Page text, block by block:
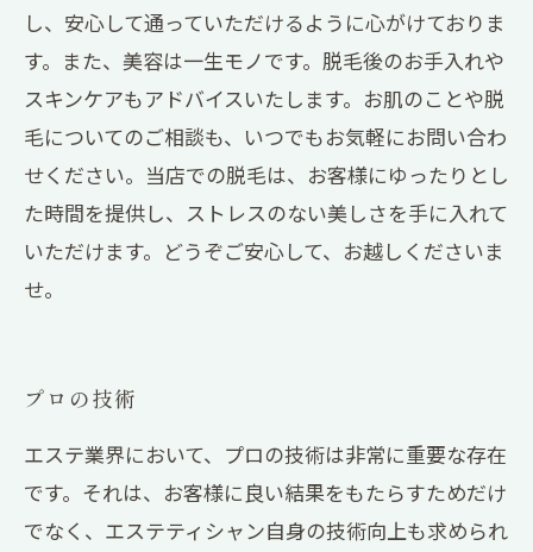
し、安心して通っていただけるように心がけておりま
す。また、美容は一生モノです。脱毛後のお手入れや
スキンケアもアドバイスいたします。お肌のことや脱
毛についてのご相談も、いつでもお気軽にお問い合わ
せください。当店での脱毛は、お客様にゆったりとし
た時間を提供し、ストレスのない美しさを手に入れて
いただけます。どうぞご安心して、お越しくださいま
せ。
プロの技術
エステ業界において、プロの技術は非常に重要な存在
です。それは、お客様に良い結果をもたらすためだけ
でなく、エステティシャン自身の技術向上も求められ